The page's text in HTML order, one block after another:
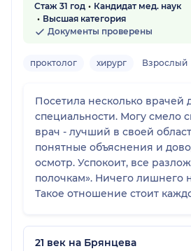
Стаж 31 год
Кандидат мед. наук
Высшая категория
Документы проверены
проктолог хирург Взрослый
Посетила несколько врачей
специальности. Могу смело
врач - лучший в своей
понятные объяснения и
осмотр. Успокоит, все
полочкам». Ничего лишнего
Такое отношение стоит
специалиста в данной
Салиховичу!
21 век на Брянцева